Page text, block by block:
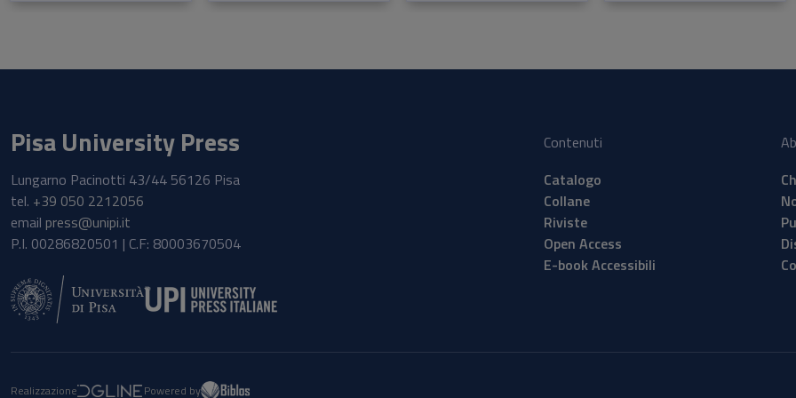
Pisa University Press
Lungarno Pacinotti 43/44 56126 Pisa
tel. +39 050 2212056
email press@unipi.it
P.I. 00286820501 | C.F: 80003670504
Contenuti
Catalogo
Collane
Riviste
Open Access
E-book Accessibili
Realizzazione Powered by